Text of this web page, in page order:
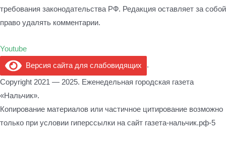
требования законодательства РФ. Редакция оставляет за собой
право удалять комментарии.
Youtube
Версия сайта для слабовидящих .
Copyright 2021 — 2025. Еженедельная городская газета
«Нальчик».
Копирование материалов или частичное цитирование возможно
только при условии гиперссылки на сайт газета-нальчик.рф-5